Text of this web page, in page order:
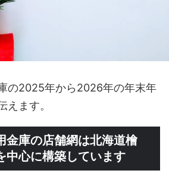
の2025年から2026年の年末年
えます。
金庫の店舗網は北海道檜
中心に構築しています